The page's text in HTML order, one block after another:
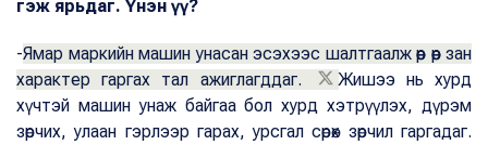
гэж ярьдаг. Үнэн үү?
-Ямар маркийн машин унасан эсэхээс шалтгаалж өөр өөр зан
характер гаргах тал ажиглагддаг.
Жишээ нь хурд
хүчтэй машин унаж байгаа бол хурд хэтрүүлэх, дүрэм
зөрчих, улаан гэрлээр гарах, урсгал сөрөх зөрчил гаргадаг.